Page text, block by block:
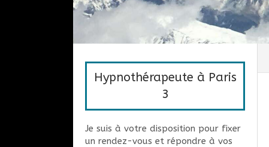
Hypnothérapeute à Paris
3
Je suis à votre disposition pour fixer
un rendez-vous et répondre à vos